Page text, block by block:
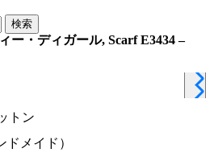
検索
ー・ディガール, Scarf E3434 –
トン
メイド）